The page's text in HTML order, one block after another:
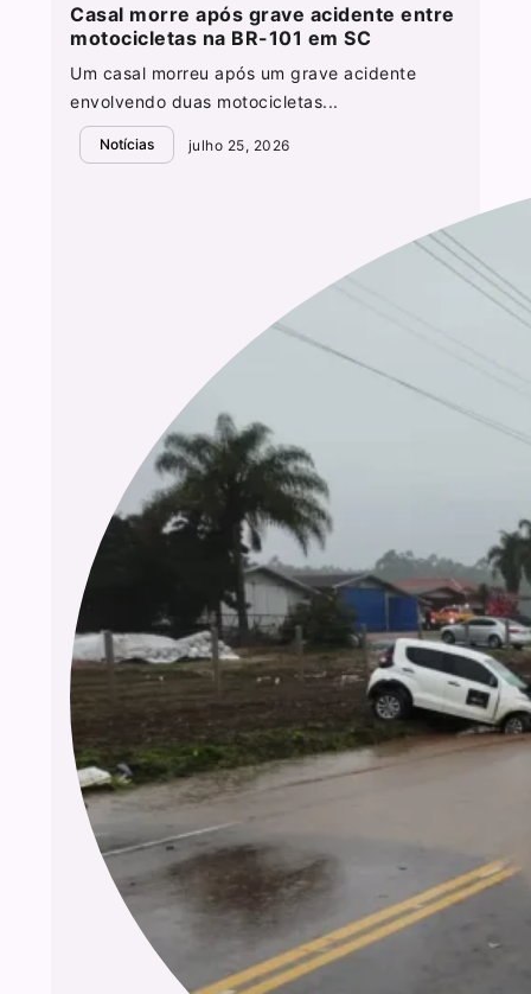
Casal morre após grave acidente entre
motocicletas na BR-101 em SC
Um casal morreu após um grave acidente
envolvendo duas motocicletas...
Notícias julho 25, 2026